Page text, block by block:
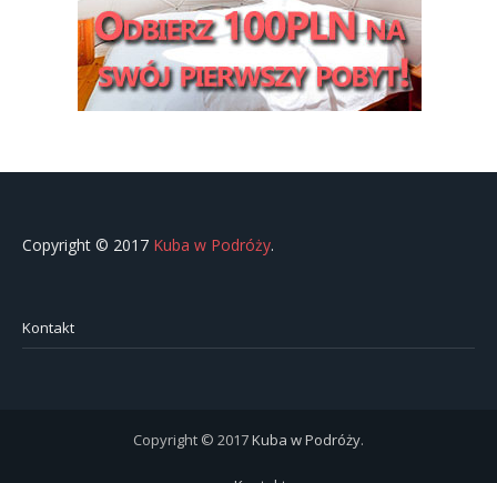
Copyright © 2017 Kuba w Podróży.
Kontakt
Copyright © 2017Kuba w Podróży.